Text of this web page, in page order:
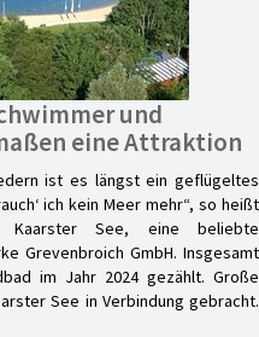
und
eine Attraktion
ist es längst ein geflügeltes
ich kein Meer mehr“, so heißt
See, eine beliebte
Grevenbroich GmbH. Insgesamt
im Jahr 2024 gezählt. Große
See in Verbindung gebracht.